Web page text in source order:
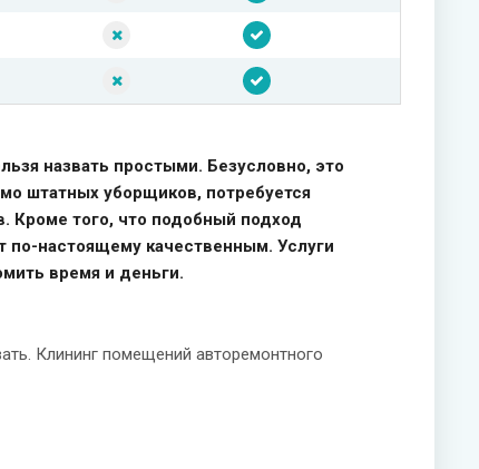
назвать простыми. Безусловно, это
штатных уборщиков, потребуется
Кроме того, что подобный подход
по-настоящему качественным. Услуги
время и деньги.
Клининг помещений авторемонтного